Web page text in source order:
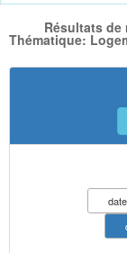
Résultats de
Thématique: